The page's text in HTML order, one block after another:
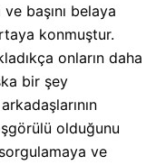
başını belaya
konmuştur.
onların daha
bir şey
olduğunu
ve